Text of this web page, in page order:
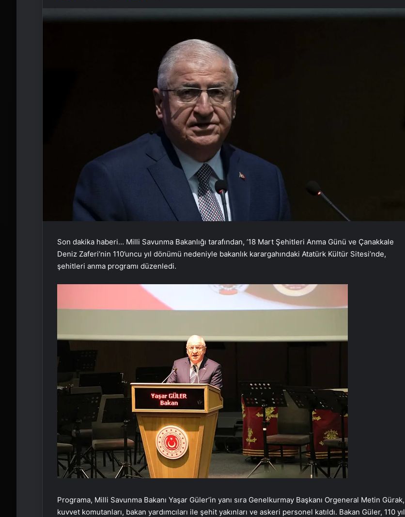
Son dakika haberi… Milli Savunma Bakanlığı tarafından, ’18 Mart Şehitleri Anma Günü ve Çanakkale
Deniz Zaferi’nin 110’uncu yıl dönümü nedeniyle bakanlık karargahındaki Atatürk Kültür Sitesi’nde,
şehitleri anma programı düzenledi.
Programa, Milli Savunma Bakanı Yaşar Güler’in yanı sıra Genelkurmay Başkanı Orgeneral Metin Gürak,
kuvvet komutanları, bakan yardımcıları ile şehit yakınları ve askeri personel katıldı. Bakan Güler, 110 yıl